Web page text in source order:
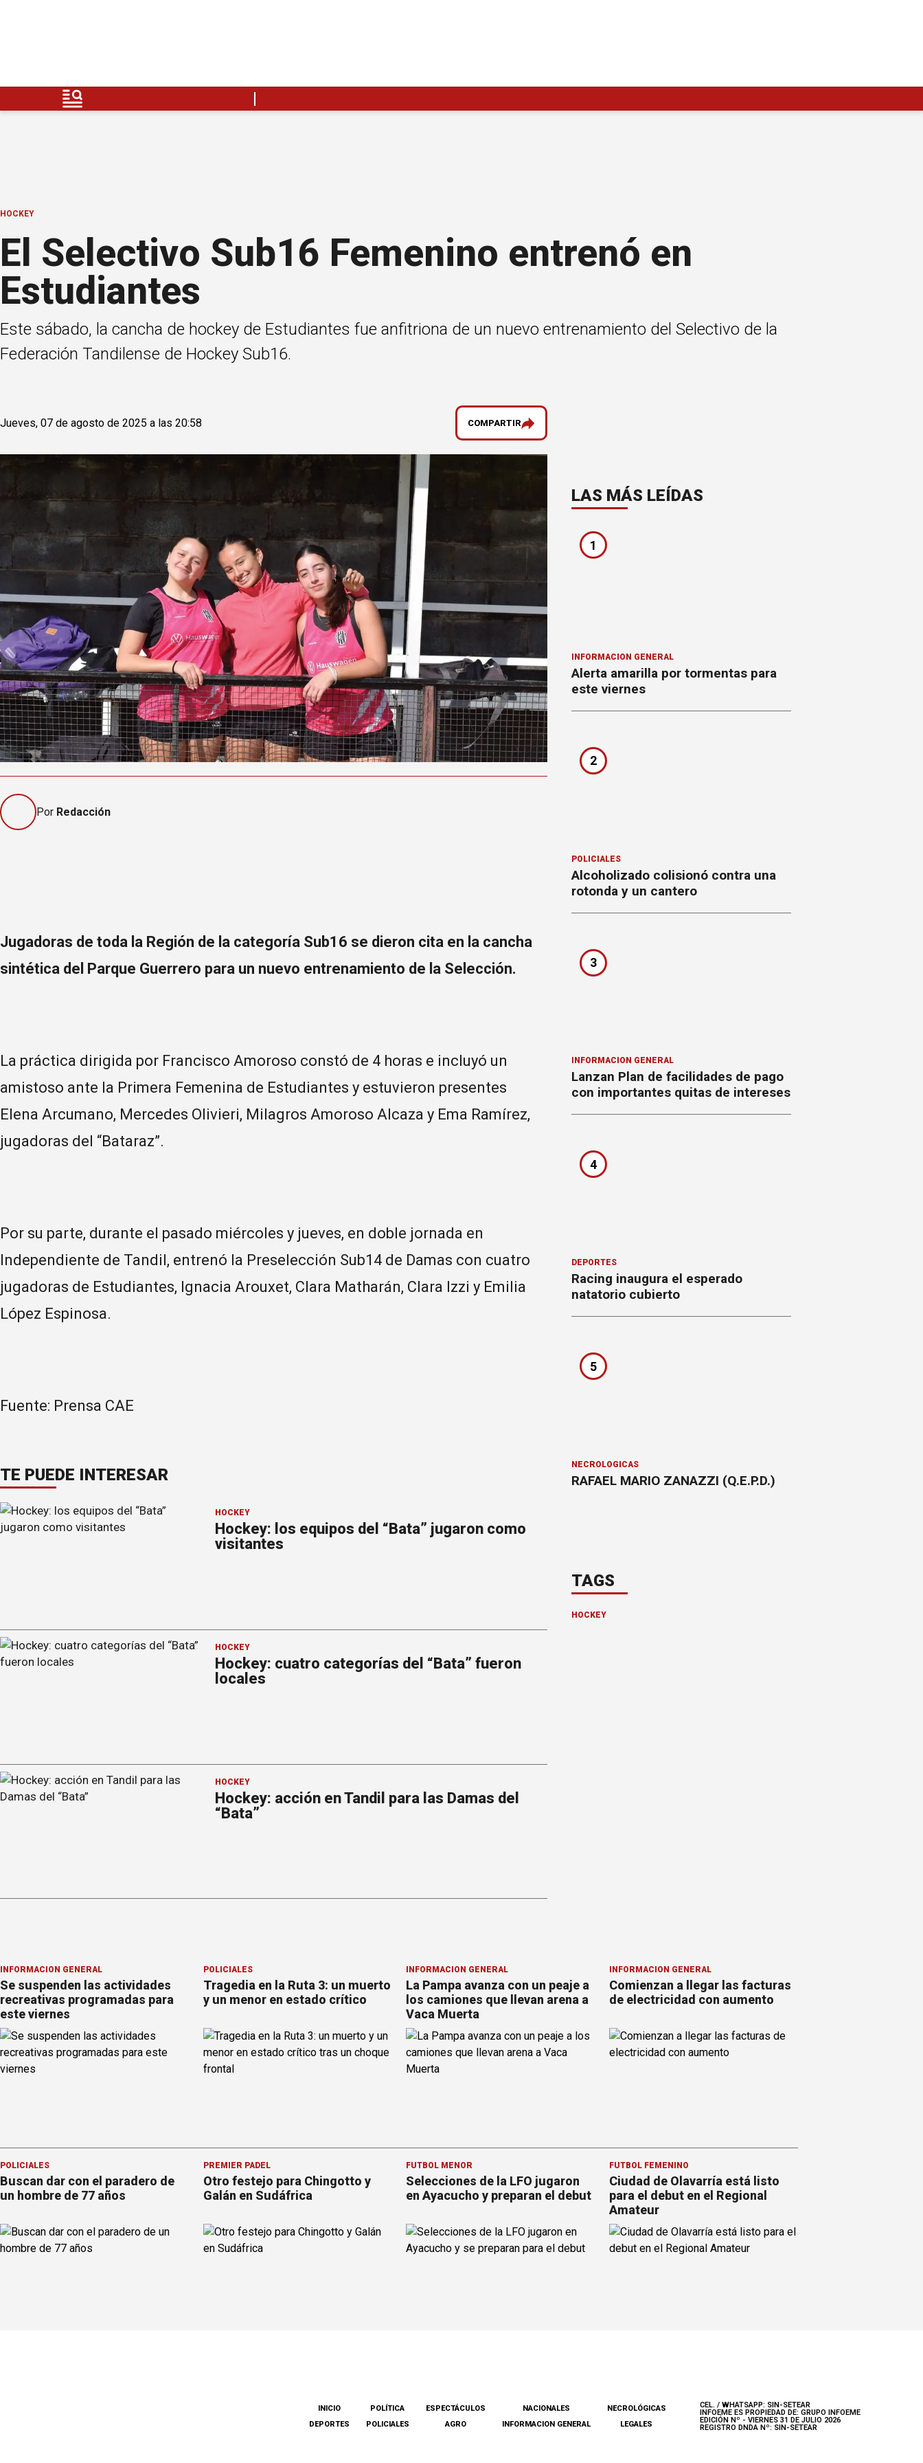
HOCKEY
El Selectivo Sub16 Femenino entrenó en
Estudiantes
Este sábado, la cancha de hockey de Estudiantes fue anfitriona de un nuevo entrenamiento del Selectivo de la
Federación Tandilense de Hockey Sub16.
Jueves, 07 de agosto de 2025 a las 20:58 COMPARTIR
Por Redacción
Jugadoras de toda la Región de la categoría Sub16 se dieron cita en la cancha
sintética del Parque Guerrero para un nuevo entrenamiento de la Selección.
La práctica dirigida por Francisco Amoroso constó de 4 horas e incluyó un
amistoso ante la Primera Femenina de Estudiantes y estuvieron presentes
Elena Arcumano, Mercedes Olivieri, Milagros Amoroso Alcaza y Ema Ramírez,
jugadoras del “Bataraz”.
Por su parte, durante el pasado miércoles y jueves, en doble jornada en
Independiente de Tandil, entrenó la Preselección Sub14 de Damas con cuatro
jugadoras de Estudiantes, Ignacia Arouxet, Clara Matharán, Clara Izzi y Emilia
López Espinosa.
Fuente: Prensa CAE
TE PUEDE INTERESAR
HOCKEY
Hockey: los equipos del “Bata” jugaron como
visitantes
HOCKEY
Hockey: cuatro categorías del “Bata” fueron
locales
HOCKEY
Hockey: acción en Tandil para las Damas del
“Bata”
LAS MÁS LEÍDAS
1
INFORMACION GENERAL
Alerta amarilla por tormentas para
este viernes
2
POLICIALES
Alcoholizado colisionó contra una
rotonda y un cantero
3
INFORMACION GENERAL
Lanzan Plan de facilidades de pago
con importantes quitas de intereses
4
DEPORTES
Racing inaugura el esperado
natatorio cubierto
5
NECROLÓGICAS
RAFAEL MARIO ZANAZZI (Q.E.P.D.)
TAGS
HOCKEY
INFORMACION GENERAL
Se suspenden las actividades
recreativas programadas para
este viernes
POLICIALES
Tragedia en la Ruta 3: un muerto
y un menor en estado crítico
INFORMACION GENERAL
La Pampa avanza con un peaje a
los camiones que llevan arena a
Vaca Muerta
INFORMACION GENERAL
Comienzan a llegar las facturas
de electricidad con aumento
POLICIALES
Buscan dar con el paradero de
un hombre de 77 años
PREMIER PÁDEL
Otro festejo para Chingotto y
Galán en Sudáfrica
FÚTBOL MENOR
Selecciones de la LFO jugaron
en Ayacucho y preparan el debut
FÚTBOL FEMENINO
Ciudad de Olavarría está listo
para el debut en el Regional
Amateur
INICIO
DEPORTES
POLÍTICA
POLICIALES
ESPECTÁCULOS
AGRO
NACIONALES
INFORMACION GENERAL
NECROLÓGICAS
LEGALES
CEL. / WHATSAPP: SIN-SETEAR
INFOEME ES PROPIEDAD DE: GRUPO INFOEME
EDICIÓN Nº - VIERNES 31 DE JULIO 2026
REGISTRO DNDA Nº: SIN-SETEAR